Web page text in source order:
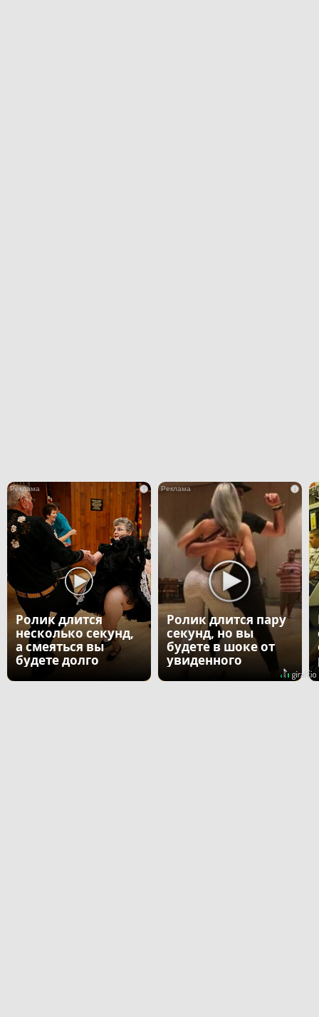
i
Ролик длится
несколько секунд,
а смеяться вы
будете долго
i
Ролик длится пару
секунд, но вы
будете в шоке от
увиденного